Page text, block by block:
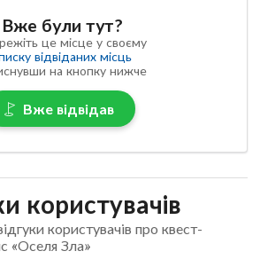
Вже були тут?
це місце у своєму
відвіданих місць
на кнопку нижче
Вже відвідав
користувачів
користувачів про квест-
«Оселя Зла»